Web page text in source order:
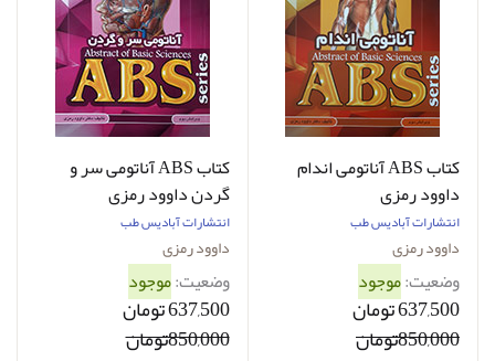
کتاب ABS آناتومی اندام
داوود رمزی
انتشارات آبادیس طب
داوود رمزی
وضعیت:موجود
637,500 تومان
850,000تومان
کتاب ABS آناتومی سر و
گردن داوود رمزی
انتشارات آبادیس طب
داوود رمزی
وضعیت:موجود
637,500 تومان
850,000تومان